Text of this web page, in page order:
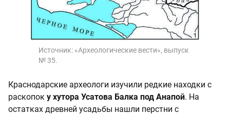
Источник: «Археологические вести», выпуск
№ 35.
Краснодарские археологи изучили редкие находки с
раскопок у хутора Усатова Балка под Анапой. На
остатках древней усадьбы нашли перстни с